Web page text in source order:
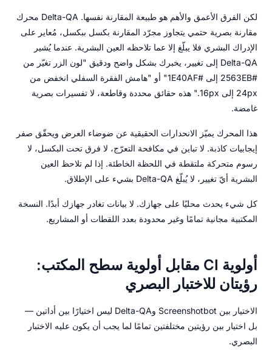
لكن الفرق الأعمق والأهم هو طبيعة المقارنة نفسها. Delta-QA محرك
مقارنة بصرية حتمي يتجاوز مجرّد المقارنة بكسل ببكسل، مُعاير على
الإدراك البشري فلا يبلّغ إلا عما تلاحظه العين البشرية. عندما يُشير
Delta-QA إلى تغيير، يخبرك بشكل واضح ودقيق "لون الزر تغيّر من
#2563EB إلى #1E40AF" أو "هامش الفقرة السفلي انخفض من
24px إلى 16px." هذه حقائق محددة وقاطعة، لا تفسيرات بصرية
غامضة.
هذا المحرك يميّز الانحدارات الحقيقية عن ضوضاء العرض ويحقّق صفر
إيجابيات كاذبة. لا تباين في مكافحة التعرّج، لا فرق تحت البكسل، لا
رسوم متحركة ملتقطة في اللحظة الخاطئة. إذا لم تلاحظ العين
البشرية أيّ تغيير، لا يُبلّغ Delta-QA بشيء على الإطلاق.
كل شيء يحدث محليًا على جهازك. لا بيانات تغادر جهازك أبدًا. النسخة
المكتبية مجانية تمامًا وغير محدودة بعدد اللقطات أو المشاريع.
أولوية CI مقابل أولوية سطح المكتب:
رؤيتان للاختبار البصري
الاختيار بين Screenshotbot وDelta-QA ليس اختيارًا بين أداتين —
بل اختيار بين رؤيتين مختلفتين تمامًا لما يجب أن يكون عليه الاختبار
البصري.